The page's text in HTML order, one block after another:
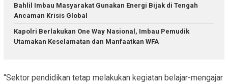
Bahlil Imbau Masyarakat Gunakan Energi Bijak di Tengah
Ancaman Krisis Global
Kapolri Berlakukan One Way Nasional, Imbau Pemudik
Utamakan Keselamatan dan Manfaatkan WFA
“Sektor pendidikan tetap melakukan kegiatan belajar-mengajar